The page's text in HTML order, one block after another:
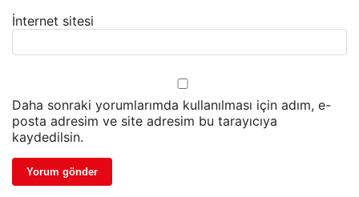
İnternet sitesi
Daha sonraki yorumlarımda kullanılması için adım, e-
posta adresim ve site adresim bu tarayıcıya
kaydedilsin.